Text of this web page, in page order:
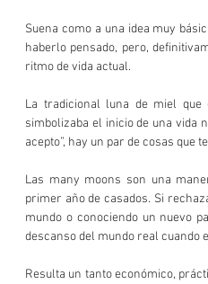
Suena como a una idea muy
haberlo pensado, pero,
ritmo de vida actual.
La tradicional luna de miel
simbolizaba el inicio de una vida
acepto”, hay un par de cosas que
Las many moons son una
primer año de casados. Si
mundo o conociendo un nuevo
descanso del mundo real cuando
Resulta un tanto económico,